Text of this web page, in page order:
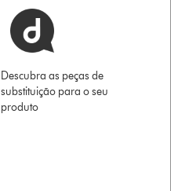
Descubra as peças de
substituição para o seu
produto